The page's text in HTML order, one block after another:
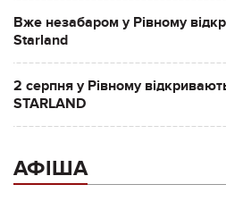
Вже незабаром у Рівному
Starland
2 серпня у Рівному
STARLAND
АФІША